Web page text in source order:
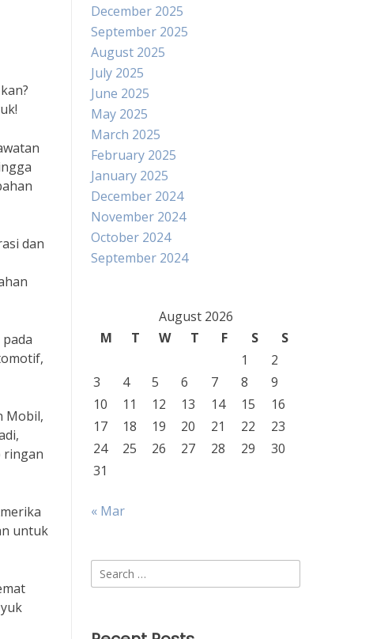
dan
Mobil,
ringan
untuk
December 2025
September 2025
August 2025
July 2025
June 2025
May 2025
March 2025
February 2025
January 2025
December 2024
November 2024
October 2024
September 2024
August 2026
M
T W T F S
S
1
2
3
4 5 6 7 8
9
10
11 12 13 14 15
16
17
18 19 20 21 22
23
24
25 26 27 28 29
30
31
« Mar
Search
for: